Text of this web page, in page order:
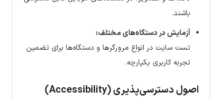
باشند.
آزمایش در دستگاه‌های مختلف:
تست سایت در انواع مرورگرها و دستگاه‌ها برای تضمین
تجربه کاربری یکپارچه.
اصول دسترسی‌پذیری (Accessibility)